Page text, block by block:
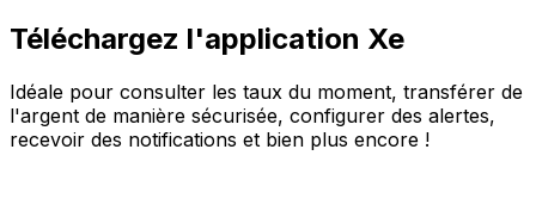
Téléchargez l'application Xe
Idéale pour consulter les taux du moment, transférer de
l'argent de manière sécurisée, configurer des alertes,
recevoir des notifications et bien plus encore !